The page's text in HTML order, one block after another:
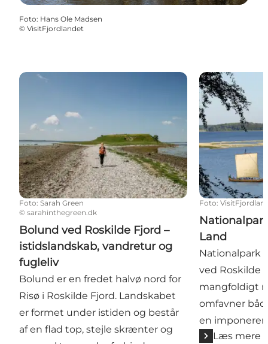
Foto: Hans Ole Madsen
© VisitFjordlandet
Bolund ved Roskilde Fjord – istidslandskab,
Foto: Sarah Green
© sarahinthegreen.dk
Bolund ved Roskilde Fjord –
istidslandskab, vandretur og
fugleliv
Bolund er en fredet halvø nord for
Risø i Roskilde Fjord. Landskabet
er formet under istiden og består
af en flad top, stejle skrænter og
Nationalpark
Foto:
Land
Nationalpark
ved Roskilde
mangfoldigt
omfavner
en
Læs mere